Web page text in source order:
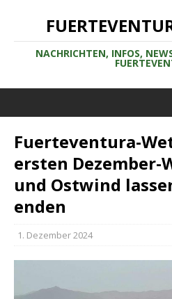
NACHRICHTEN, INFOS,
Fuerteventura-
ersten Dezember-
und Ostwind
enden
1. Dezember 2024